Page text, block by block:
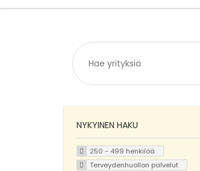
NYKYINEN HAKU
250 - 499 henkilöä
Terveydenhuollon palvelut